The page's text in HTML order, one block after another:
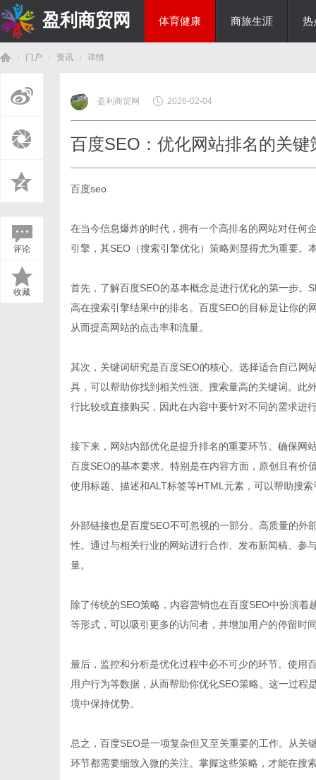
盈利商贸网 体育健康 商旅生涯 热
门户 资讯
›
详情
评论
收藏
盈利商贸网 2026-02-04
百度SEO：优化网站排名的关键
百度seo
在当今信息爆炸的时代，拥有一个高排名的网站对任何
引擎，其SEO（搜索引擎优化）策略则显得尤为重要
首先，了解百度SEO的基本概念是进行优化的第一步。
高在搜索引擎结果中的排名。百度SEO的目标是让你的
从而提高网站的点击率和流量。
其次，关键词研究是百度SEO的核心。选择适合自己网
具，可以帮助你找到相关性强、搜索量高的关键词。此
行比较或直接购买，因此在内容中要针对不同的需求进
接下来，网站内部优化是提升排名的重要环节。确保网
百度SEO的基本要求。特别是在内容方面，原创且有价
使用标题、描述和ALT标签等HTML元素，可以帮助搜
外部链接也是百度SEO不可忽视的一部分。高质量的外
性。通过与相关行业的网站进行合作、发布新闻稿、参
量。
除了传统的SEO策略，内容营销也在百度SEO中扮演
等形式，可以吸引更多的访问者，并增加用户的停留时
最后，监控和分析是优化过程中必不可少的环节。使用
用户行为等数据，从而帮助你优化SEO策略。这一过
境中保持优势。
总之，百度SEO是一项复杂但又至关重要的工作。从
环节都需要细致入微的关注。掌握这些策略，才能在搜